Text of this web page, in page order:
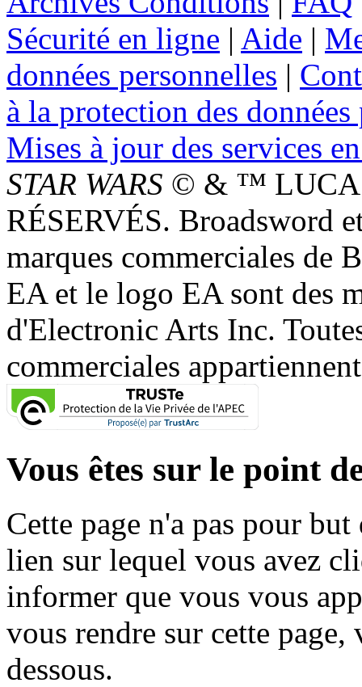
Sécurité en ligne | Aide |
données personnelles |
à la protection des
Mises à jour des services
STAR WARS © & ™
RÉSERVÉS. Broadsword
marques commerciales de
EA et le logo EA sont des
d'Electronic Arts Inc.
commerciales
Vous êtes sur le point
Cette page n'a pas pour
lien sur lequel vous avez
informer que vous vous
vous rendre sur cette
dessous.